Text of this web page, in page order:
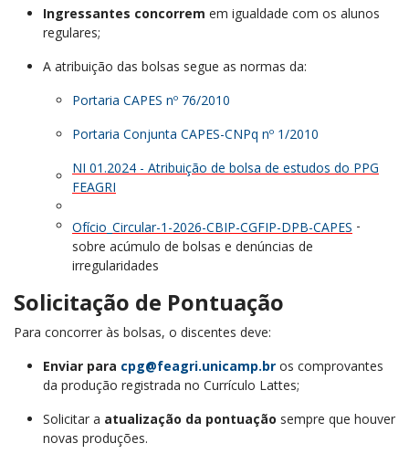
Ingressantes concorrem em igualdade com os alunos
regulares;
A atribuição das bolsas segue as normas da:
Portaria CAPES nº 76/2010
Portaria Conjunta CAPES-CNPq nº 1/2010
NI 01.2024 - Atribuição de bolsa de estudos do PPG
FEAGRI
Ofício_Circular-1-2026-CBIP-CGFIP-DPB-CAPES -
sobre acúmulo de bolsas e denúncias de
irregularidades
Solicitação de Pontuação
Para concorrer às bolsas, o discentes deve:
Enviar para cpg@feagri.unicamp.br os comprovantes
da produção registrada no Currículo Lattes;
Solicitar a atualização da pontuação sempre que houver
novas produções.